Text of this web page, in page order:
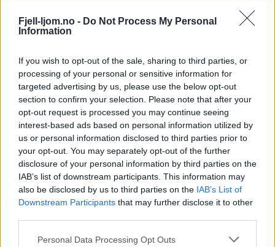
Fjell-ljom.no - Do Not Process My Personal
Information
If you wish to opt-out of the sale, sharing to third parties, or
processing of your personal or sensitive information for
targeted advertising by us, please use the below opt-out
section to confirm your selection. Please note that after your
opt-out request is processed you may continue seeing
interest-based ads based on personal information utilized by
us or personal information disclosed to third parties prior to
your opt-out. You may separately opt-out of the further
disclosure of your personal information by third parties on the
IAB’s list of downstream participants. This information may
also be disclosed by us to third parties on the IAB’s List of
Downstream Participants that may further disclose it to other
Personal Data Processing Opt Outs